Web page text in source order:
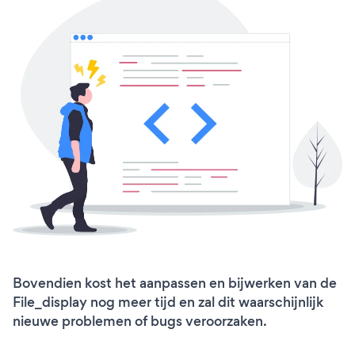
Bovendien kost het aanpassen en bijwerken van de
File_display nog meer tijd en zal dit waarschijnlijk
nieuwe problemen of bugs veroorzaken.